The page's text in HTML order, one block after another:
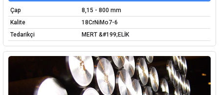
Çap
8,15 - 800 mm
Kalite
18CrNiMo7-6
Tedarikçi
MERT &#199;ELİK